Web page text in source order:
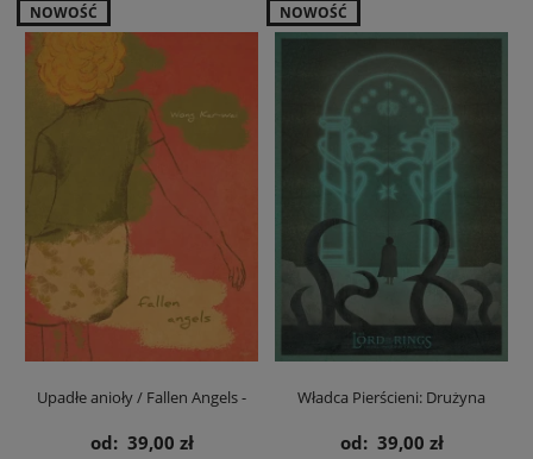
Upadłe anioły / Fallen Angels -
plakat
od: 39,00 zł
NOWOŚĆ
Władca Pierścieni: Drużyna
Pierścienia / The Lord of the
od: 39,00 zł
NOWOŚĆ